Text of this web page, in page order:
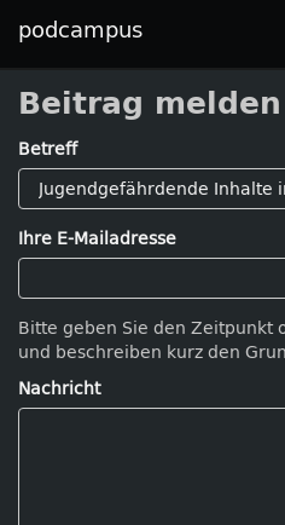
podcampus
Beitrag melden
Betreff
Ihre E-Mailadresse
Bitte geben Sie den Zeitpunkt
und beschreiben kurz den
Nachricht